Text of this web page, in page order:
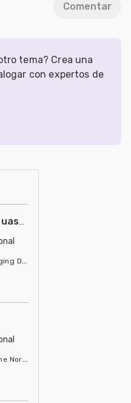
Comentar
tema? Crea una
con expertos de
General de Managing Director Managing
North America L.L.C.